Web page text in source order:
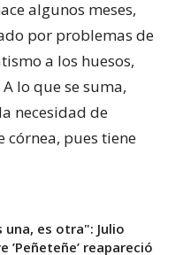
algunos meses,
por problemas de
a los huesos,
lo que se suma,
necesidad de
córnea, pues tiene
una, es otra": Julio
’Peñeteñe’ reapareció